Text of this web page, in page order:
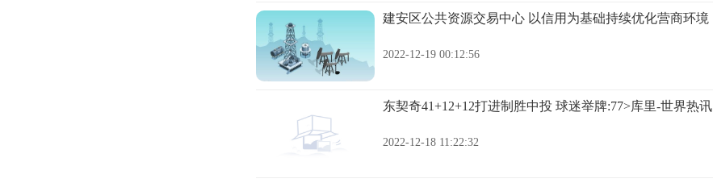
建安区公共资源交易中心 以信用为基础持续优化营商环境
2022-12-19 00:12:56
东契奇41+12+12打进制胜中投 球迷举牌:77>库里-世界热讯
2022-12-18 11:22:32